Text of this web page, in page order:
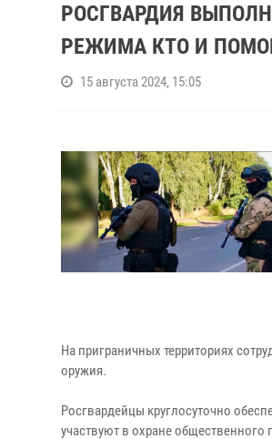
РОСГВАРДИЯ
РЕЖИМА КТО И
15 августа 2024, 15:05
На приграничных территориях
оружия.
Росгвардейцы круглосуточно
участвуют в охране